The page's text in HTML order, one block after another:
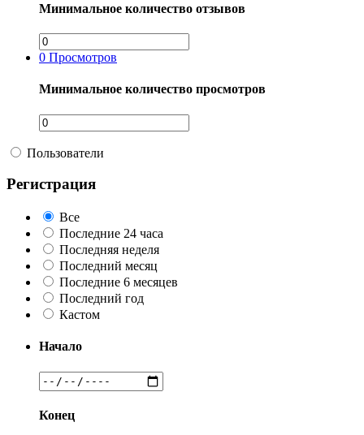
Минимальное количество отзывов
0 Просмотров
Минимальное количество просмотров
Пользователи
Регистрация
Все
Последние 24 часа
Последняя неделя
Последний месяц
Последние 6 месяцев
Последний год
Кастом
Начало
Конец